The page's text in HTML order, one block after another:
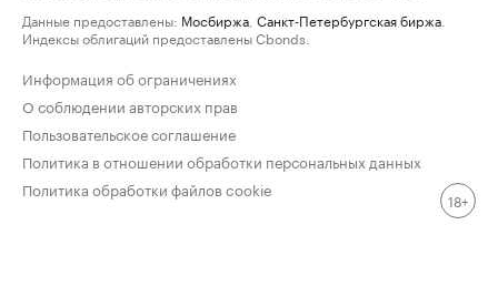
Данные предоставлены: Мосбиржа Санкт-Петербургская биржа
Индексы облигаций предоставлены Cbonds.
Информация об ограничениях
О соблюдении авторских прав
Пользовательское соглашение
Политика в отношении обработки персональных данных
Политика обработки файлов cookie
18+